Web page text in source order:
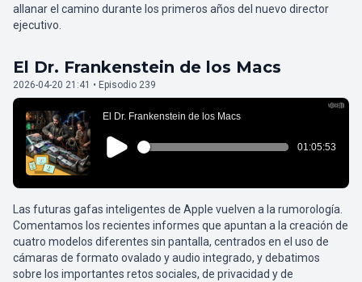
allanar el camino durante los primeros años del nuevo director
ejecutivo.
El Dr. Frankenstein de los Macs
2026-04-20 21:41 • Episodio 239
Las futuras gafas inteligentes de Apple vuelven a la rumorología.
Comentamos los recientes informes que apuntan a la creación de
cuatro modelos diferentes sin pantalla, centrados en el uso de
cámaras de formato ovalado y audio integrado, y debatimos
sobre los importantes retos sociales, de privacidad y de